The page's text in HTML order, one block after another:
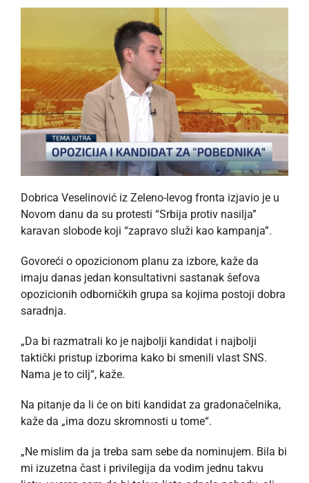
Dobrica Veselinović iz Zeleno-levog fronta izjavio je u
Novom danu da su protesti “Srbija protiv nasilja”
karavan slobode koji “zapravo služi kao kampanja”.
Govoreći o opozicionom planu za izbore, kaže da
imaju danas jedan konsultativni sastanak šefova
opozicionih odborničkih grupa sa kojima postoji dobra
saradnja.
„Da bi razmatrali ko je najbolji kandidat i najbolji
taktički pristup izborima kako bi smenili vlast SNS.
Nama je to cilj“, kaže.
Na pitanje da li će on biti kandidat za gradonačelnika,
kaže da „ima dozu skromnosti u tome“.
„Ne mislim da ja treba sam sebe da nominujem. Bila bi
mi izuzetna čast i privilegija da vodim jednu takvu